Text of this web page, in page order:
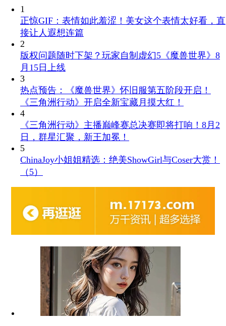
1
正惊GIF：表情如此羞涩！美女这个表情太好看，直
接让人遐想连篇
2
版权问题随时下架？玩家自制虚幻5《魔兽世界》8
月15日上线
3
热点预告：《魔兽世界》怀旧服第五阶段开启！
《三角洲行动》开启全新宝藏月摸大红！
4
《三角洲行动》主播巅峰赛总决赛即将打响！8月2
日，群星汇聚，新王加冕！
5
ChinaJoy小姐姐精选：绝美ShowGirl与Coser大赏！
（5）